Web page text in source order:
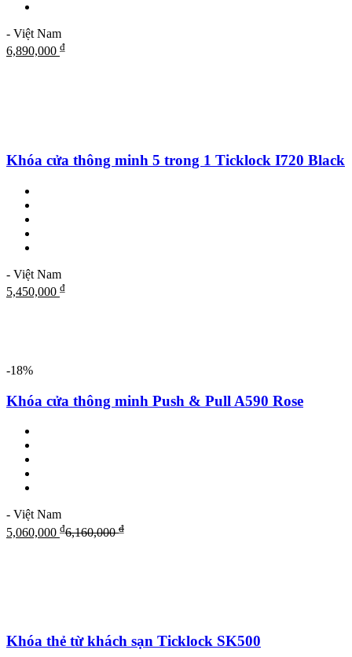
- Việt Nam
6,890,000 ₫
Khóa cửa thông minh 5 trong 1 Ticklock I720 Black
- Việt Nam
5,450,000 ₫
-18%
Khóa cửa thông minh Push & Pull A590 Rose
- Việt Nam
5,060,000 ₫6,160,000₫
Khóa thẻ từ khách sạn Ticklock SK500